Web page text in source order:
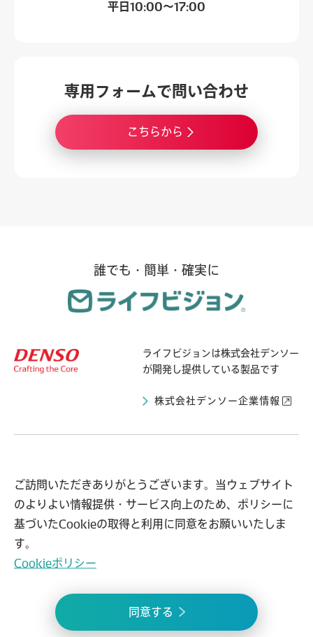
平日 10:00～17:00
専用フォームで 問い合わせ
こちらから
誰でも・簡単・確実に
ライフビジョンは株式会社デンソー
が開発し提供している製品です
株式会社デンソー企業情報
ライフビジョンとは 導入自治体の声
事例紹介 お知らせ
プライバシーポリシー 情報セキュリティ方針
© 2021 lifevision.
ご訪問いただきありがとうございます。当ウェブサイト
のよりよい情報提供・サービス向上のため、ポリシーに
基づいたCookieの取得と利用に同意をお願いいたしま
す。
Cookieポリシー
同意する